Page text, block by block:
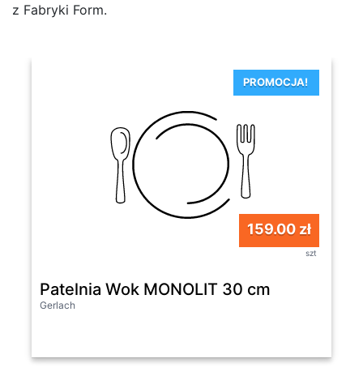
z Fabryki Form.
PROMOCJA!
159.00 zł
szt
Patelnia Wok MONOLIT 30 cm
Gerlach